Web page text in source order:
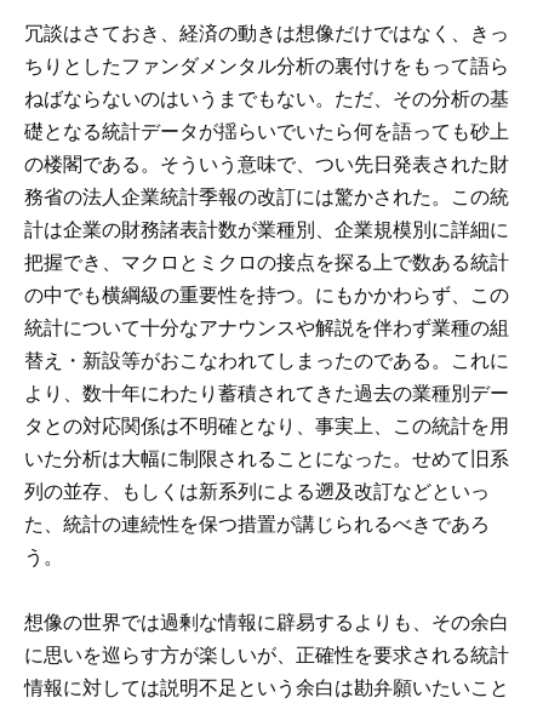
冗談はさておき、経済の動きは想像だけではなく、きっ
ちりとしたファンダメンタル分析の裏付けをもって語ら
ねばならないのはいうまでもない。ただ、その分析の基
礎となる統計データが揺らいでいたら何を語っても砂上
の楼閣である。そういう意味で、つい先日発表された財
務省の法人企業統計季報の改訂には驚かされた。この統
計は企業の財務諸表計数が業種別、企業規模別に詳細に
把握でき、マクロとミクロの接点を探る上で数ある統計
の中でも横綱級の重要性を持つ。にもかかわらず、この
統計について十分なアナウンスや解説を伴わず業種の組
替え・新設等がおこなわれてしまったのである。これに
より、数十年にわたり蓄積されてきた過去の業種別デー
タとの対応関係は不明確となり、事実上、この統計を用
いた分析は大幅に制限されることになった。せめて旧系
列の並存、もしくは新系列による遡及改訂などといっ
た、統計の連続性を保つ措置が講じられるべきであろ
う。
想像の世界では過剰な情報に辟易するよりも、その余白
に思いを巡らす方が楽しいが、正確性を要求される統計
情報に対しては説明不足という余白は勘弁願いたいこと